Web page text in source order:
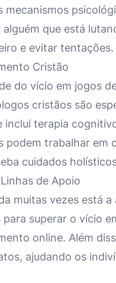
que está
e evitar tentações.
Cristão
do vício em jogos
cristãos são
terapia
podem trabalhar
cuidados
de Apoio
muitas vezes está
superar o vício
online. Além
ajudando os